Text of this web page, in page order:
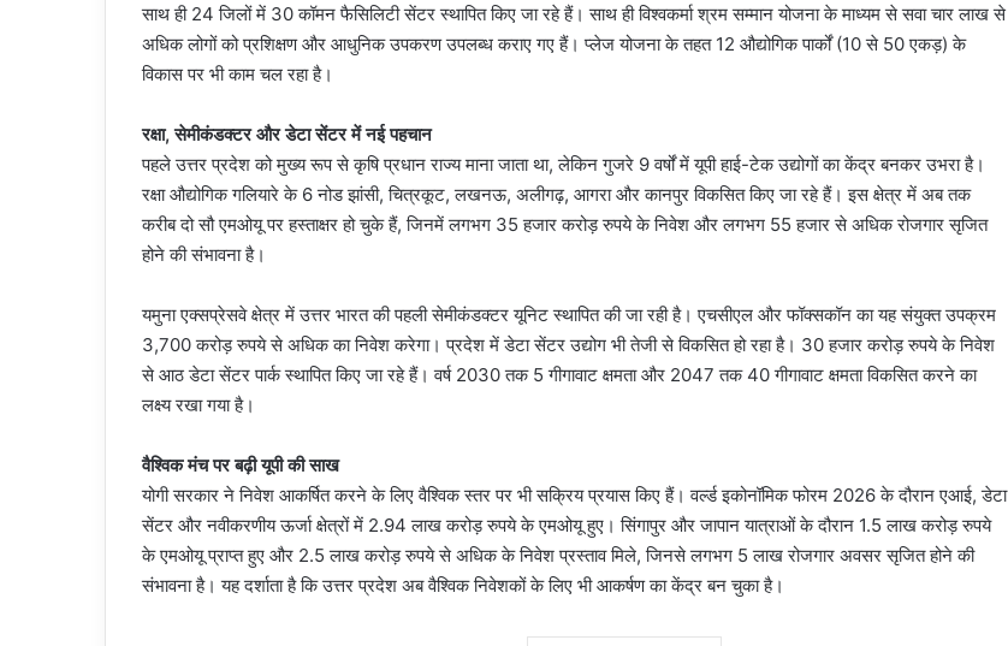
साथ ही 24 जिलों में 30 कॉमन फैसिलिटी सेंटर स्थापित किए जा रहे हैं। साथ ही विश्वकर्मा श्रम सम्मान योजना के माध्यम से सवा चार लाख से
अधिक लोगों को प्रशिक्षण और आधुनिक उपकरण उपलब्ध कराए गए हैं। प्लेज योजना के तहत 12 औद्योगिक पार्कों (10 से 50 एकड़) के
विकास पर भी काम चल रहा है।
रक्षा, सेमीकंडक्टर और डेटा सेंटर में नई पहचान
पहले उत्तर प्रदेश को मुख्य रूप से कृषि प्रधान राज्य माना जाता था, लेकिन गुजरे 9 वर्षों में यूपी हाई-टेक उद्योगों का केंद्र बनकर उभरा है।
रक्षा औद्योगिक गलियारे के 6 नोड झांसी, चित्रकूट, लखनऊ, अलीगढ़, आगरा और कानपुर विकसित किए जा रहे हैं। इस क्षेत्र में अब तक
करीब दो सौ एमओयू पर हस्ताक्षर हो चुके हैं, जिनमें लगभग 35 हजार करोड़ रुपये के निवेश और लगभग 55 हजार से अधिक रोजगार सृजित
होने की संभावना है।
यमुना एक्सप्रेसवे क्षेत्र में उत्तर भारत की पहली सेमीकंडक्टर यूनिट स्थापित की जा रही है। एचसीएल और फॉक्सकॉन का यह संयुक्त उपक्रम
3,700 करोड़ रुपये से अधिक का निवेश करेगा। प्रदेश में डेटा सेंटर उद्योग भी तेजी से विकसित हो रहा है। 30 हजार करोड़ रुपये के निवेश
से आठ डेटा सेंटर पार्क स्थापित किए जा रहे हैं। वर्ष 2030 तक 5 गीगावाट क्षमता और 2047 तक 40 गीगावाट क्षमता विकसित करने का
लक्ष्य रखा गया है।
वैश्विक मंच पर बढ़ी यूपी की साख
योगी सरकार ने निवेश आकर्षित करने के लिए वैश्विक स्तर पर भी सक्रिय प्रयास किए हैं। वर्ल्ड इकोनॉमिक फोरम 2026 के दौरान एआई, डेटा
सेंटर और नवीकरणीय ऊर्जा क्षेत्रों में 2.94 लाख करोड़ रुपये के एमओयू हुए। सिंगापुर और जापान यात्राओं के दौरान 1.5 लाख करोड़ रुपये
के एमओयू प्राप्त हुए और 2.5 लाख करोड़ रुपये से अधिक के निवेश प्रस्ताव मिले, जिनसे लगभग 5 लाख रोजगार अवसर सृजित होने की
संभावना है। यह दर्शाता है कि उत्तर प्रदेश अब वैश्विक निवेशकों के लिए भी आकर्षण का केंद्र बन चुका है।